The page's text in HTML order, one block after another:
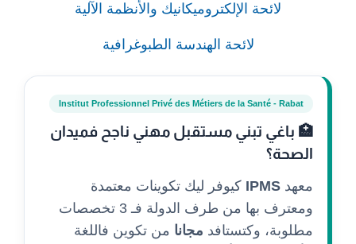
لائحة الإلكتروميكانيك والأنظمة الآلية
لائحة الهندسة الطبوغرافية
Institut Professionnel Privé des Métiers de la Santé - Rabat
🏥 باغي تبني مستقبل مهني ناجح فميدان
الصحة؟
معهد IPMS كيوفر ليك تكوينات معتمدة
ومعترف بها من طرف الدولة فـ 3 تخصصات
مطلوبة، وكتستافد مجانا من تكوين فاللغة